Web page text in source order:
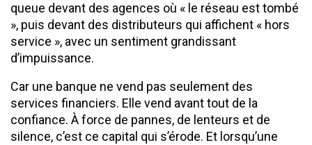
queue devant des agences où « le réseau est tombé
», puis devant des distributeurs qui affichent « hors
service », avec un sentiment grandissant
d’impuissance.
Car une banque ne vend pas seulement des
services financiers. Elle vend avant tout de la
confiance. À force de pannes, de lenteurs et de
silence, c’est ce capital qui s’érode. Et lorsqu’une